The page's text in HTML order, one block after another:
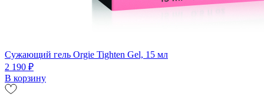
Сужающий гель Orgie Tighten Gel, 15 мл
2 190 ₽
В корзину